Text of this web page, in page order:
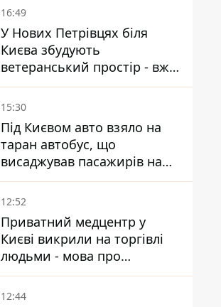
16:49
У Нових Петрівцях біля
Києва збудують
ветеранський простір - вже
знайшли проєктанта
15:30
Під Києвом авто взяло на
таран автобус, що
висаджував пасажирів на
зупинці - пасажирка в
лікарні
12:52
Приватний медцентр у
Києві викрили на торгівлі
людьми - мова про
сурогатне материнство
12:44